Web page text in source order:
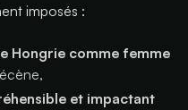
imposés :
Hongrie comme femme
et impactant